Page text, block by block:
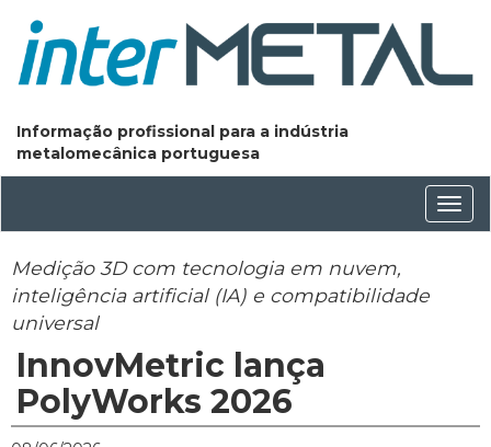
Informação profissional para a indústria
metalomecânica portuguesa
Medição 3D com tecnologia em nuvem,
inteligência artificial (IA) e compatibilidade
universal
InnovMetric lança
PolyWorks 2026